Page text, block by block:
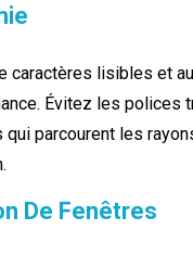
caractères lisibles et
Évitez les polices
qui parcourent les
De Fenêtres